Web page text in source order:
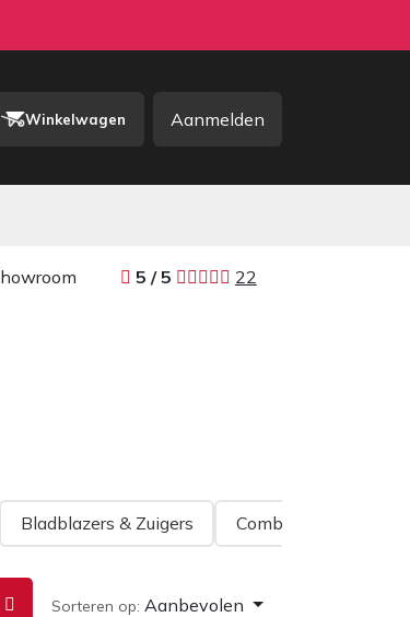
Winkelwagen Aanmelden
5 / 5 ​
22
Bladblazers & Zuigers Combisysteem
Sorteren op: Aanbevolen